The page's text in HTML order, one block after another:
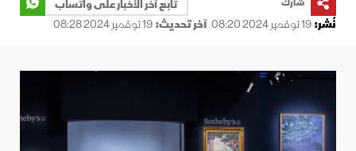
تابع آخر الأخبار على واتساب
نُشر:19 نوفمبر 2024 08:20 آخر تحديث:19 نوفمبر 2024 08:28